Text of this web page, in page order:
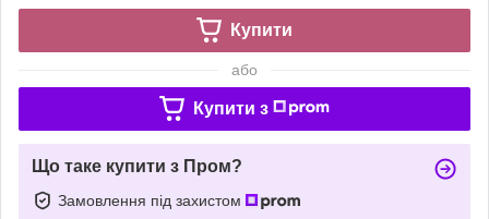
Купити
або
Купити з
Що таке купити з Пром?
Замовлення під захистом